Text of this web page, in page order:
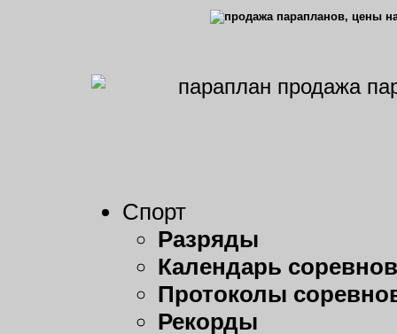
Спорт
Разряды
Календарь
Протоколы
Рекорды